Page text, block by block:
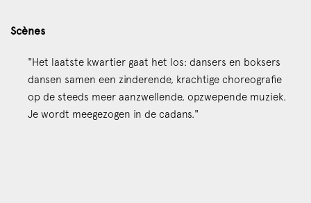
Scènes
"Het laatste kwartier gaat het los: dansers en boksers
dansen samen een zinderende, krachtige choreografie
op de steeds meer aanzwellende, opzwepende muziek.
Je wordt meegezogen in de cadans."